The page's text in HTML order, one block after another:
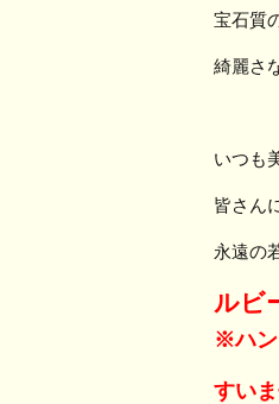
宝石質
綺麗さ
いつも
皆さん
永遠の
ルビ
※ハン
すい